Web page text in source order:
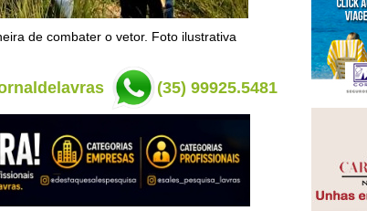
de combater o vetor. Foto ilustrativa
(35) 99925.5481